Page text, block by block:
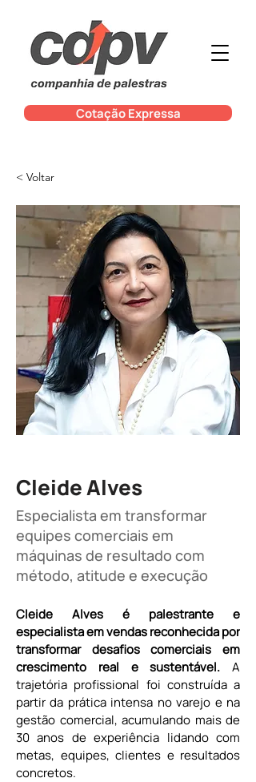
Cotação Expressa
< Voltar
Cleide Alves
Especialista em transformar
equipes comerciais em
máquinas de resultado com
método, atitude e execução
Cleide Alves é palestrante e
especialista em vendas reconhecida por
transformar desafios comerciais em
crescimento real e sustentável. A
trajetória profissional foi construída a
partir da prática intensa no varejo e na
gestão comercial, acumulando mais de
30 anos de experiência lidando com
metas, equipes, clientes e resultados
concretos.